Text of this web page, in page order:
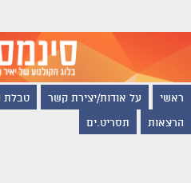
ראשי על אודות/יצירת קשר טבלת
הרצאות תסריט.ים